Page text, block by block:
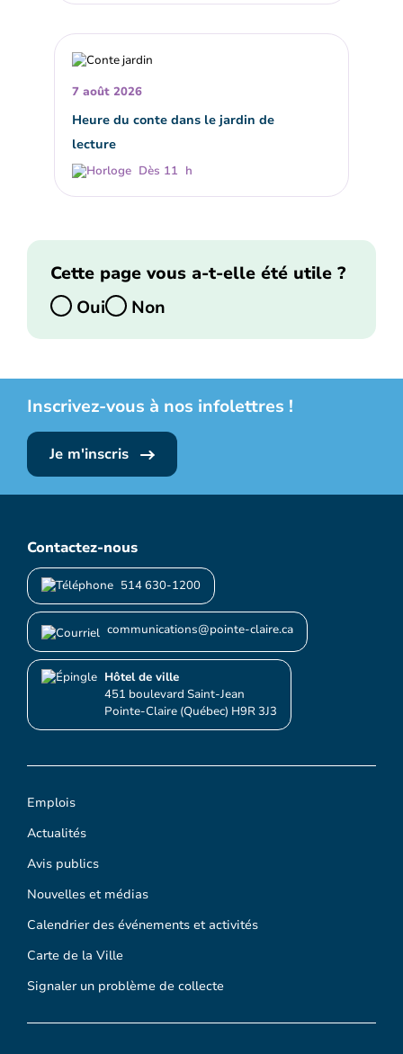
7 août 2026
Heure du conte dans le jardin de
lecture
Dès 11 h
Cette page vous a-t-elle été utile ?
Oui
Non
Inscrivez-vous à nos infolettres !
Je m'inscris
Emplois
Actualités
Avis publics
Nouvelles et médias
Calendrier des événements et activités
Carte de la Ville
Signaler un problème de collecte
Contactez-nous
514 630-1200
communications@pointe-claire.ca
Hôtel de ville
451 boulevard Saint-Jean
Pointe-Claire (Québec) H9R 3J3